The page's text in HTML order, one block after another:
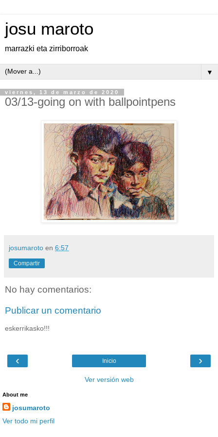
josu maroto
marrazki eta zirriborroak
▼
viernes, 13 de marzo de 2020
03/13-going on with ballpointpens
josumaroto en 6:57
Compartir
No hay comentarios:
Publicar un comentario
eskerrikasko!!!
‹ ›
Inicio
Ver versión web
About me
josumaroto
Ver todo mi perfil